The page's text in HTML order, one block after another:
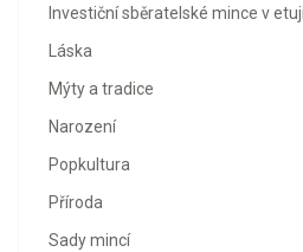
Investiční sběratelské mince v
Láska
Mýty a tradice
Narození
Popkultura
Příroda
Sady mincí